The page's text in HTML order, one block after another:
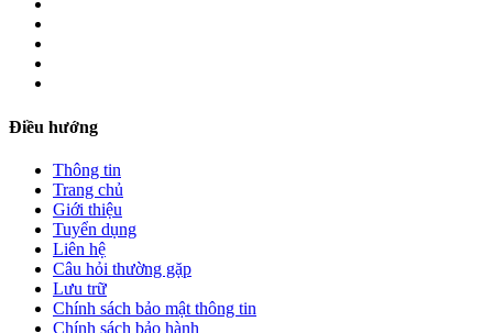
Điều hướng
Thông tin
Trang chủ
Giới thiệu
Tuyển dụng
Liên hệ
Câu hỏi thường gặp
Lưu trữ
Chính sách bảo mật thông tin
Chính sách bảo hành